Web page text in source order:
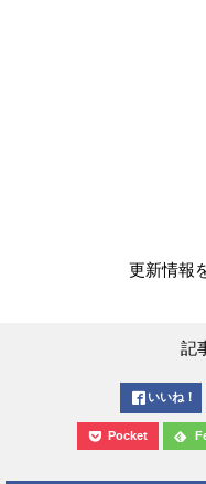
更新情報
記
いいね！
Pocket